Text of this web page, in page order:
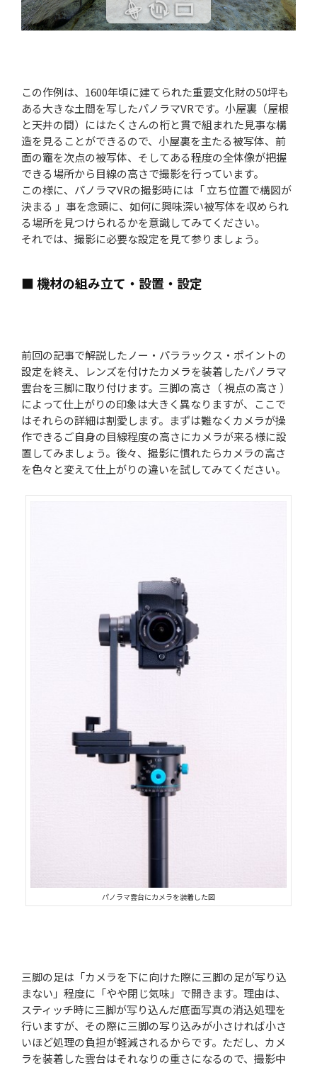
この作例は、1600年頃に建てられた重要文化財の50坪も
ある大きな土間を写したパノラマVRです。小屋裏（屋根
と天井の間）にはたくさんの桁と貫で組まれた見事な構
造を見ることができるので、小屋裏を主たる被写体、前
面の竈を次点の被写体、そしてある程度の全体像が把握
できる場所から目線の高さで撮影を行っています。
この様に、パノラマVRの撮影時には「 立ち位置で構図が
決まる 」事を念頭に、如何に興味深い被写体を収められ
る場所を見つけられるかを意識してみてください。
それでは、撮影に必要な設定を見て参りましょう。
■ 機材の組み立て・設置・設定
前回の記事で解説したノー・パララックス・ポイントの
設定を終え、レンズを付けたカメラを装着したパノラマ
雲台を三脚に取り付けます。三脚の高さ（ 視点の高さ ）
によって仕上がりの印象は大きく異なりますが、ここで
はそれらの詳細は割愛します。まずは難なくカメラが操
作できるご自身の目線程度の高さにカメラが来る様に設
置してみましょう。後々、撮影に慣れたらカメラの高さ
を色々と変えて仕上がりの違いを試してみてください。
パノラマ雲台にカメラを装着した図
三脚の足は「カメラを下に向けた際に三脚の足が写り込
まない」程度に「やや閉じ気味」で開きます。理由は、
スティッチ時に三脚が写り込んだ底面写真の消込処理を
行いますが、その際に三脚の写り込みが小さければ小さ
いほど処理の負担が軽減されるからです。ただし、カメ
ラを装着した雲台はそれなりの重さになるので、撮影中